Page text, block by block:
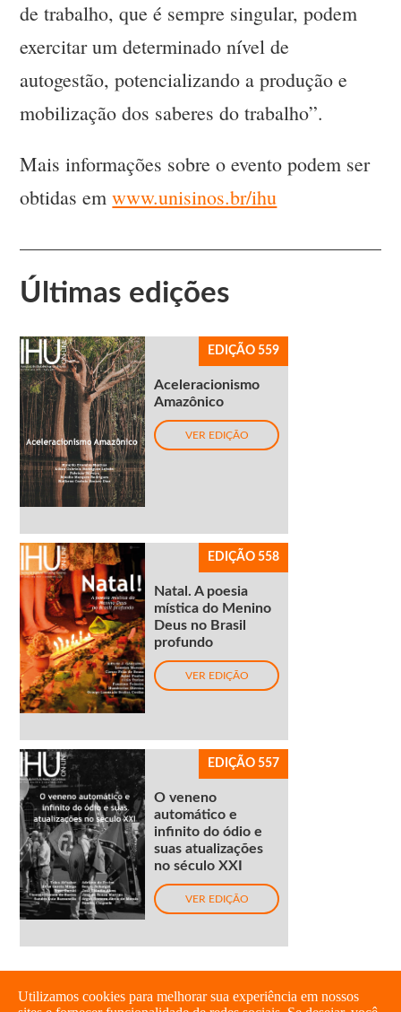
de trabalho, que é sempre singular, podem
exercitar um determinado nível de
autogestão, potencializando a produção e
mobilização dos saberes do trabalho”.
Mais informações sobre o evento podem ser
obtidas emwww.unisinos.br/ihu
Últimas edições
EDIÇÃO 559
Aceleracionismo
Amazônico
VER EDIÇÃO
EDIÇÃO 558
Natal. A poesia
mística do Menino
Deus no Brasil
profundo
VER EDIÇÃO
EDIÇÃO 557
O veneno
automático e
infinito do ódio e
suas atualizações
no século XXI
VER EDIÇÃO
Utilizamos cookies para melhorar sua experiência em nossos